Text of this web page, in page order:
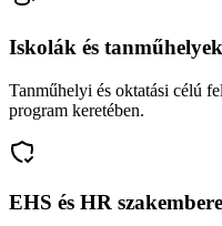
Iskolák és tanműhelyek
Tanműhelyi és oktatási célú
program keretében.
EHS és HR